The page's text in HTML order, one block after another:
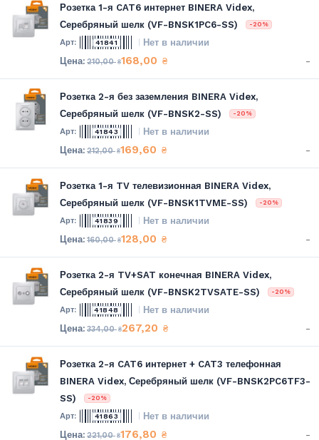
Розетка 1-я CAT6 интернет BINERA Videx,
Серебряный шелк (VF-BNSK1PC6-SS)
-20%
41841 Нет в наличии
210,00₴168,00 ₴ -
Розетка 2-я без заземления BINERA Videx,
Серебряный шелк (VF-BNSK2-SS)
-20%
41843 Нет в наличии
212,00₴169,60 ₴ -
Розетка 1-я TV телевизионная BINERA Videx,
Серебряный шелк (VF-BNSK1TVME-SS)
-20%
41839 Нет в наличии
160,00₴128,00 ₴ -
Розетка 2-я TV+SAT конечная BINERA Videx,
Серебряный шелк (VF-BNSK2TVSATE-SS)
-20%
41848 Нет в наличии
334,00₴267,20 ₴ -
Розетка 2-я CAT6 интернет + CAT3 телефонная
BINERA Videx, Серебряный шелк (VF-BNSK2PC6TF3-
SS)
-20%
41863 Нет в наличии
221,00₴176,80 ₴ -